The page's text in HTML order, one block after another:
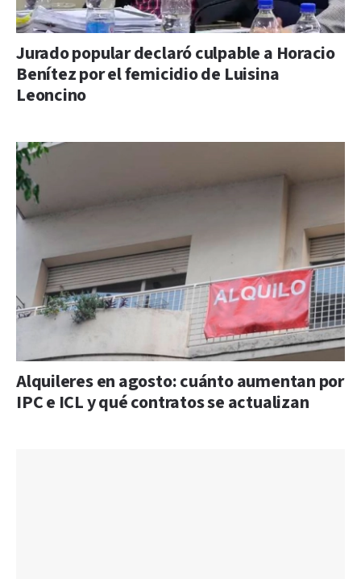
Jurado popular declaró culpable a Horacio
Benítez por el femicidio de Luisina
Leoncino
Alquileres en agosto: cuánto aumentan por
IPC e ICL y qué contratos se actualizan